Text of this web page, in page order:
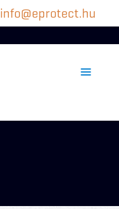
info@eprotect.hu